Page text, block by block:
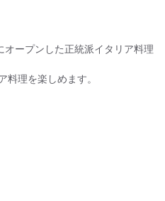
オープンした正統派イタリア料理
料理を楽しめます。